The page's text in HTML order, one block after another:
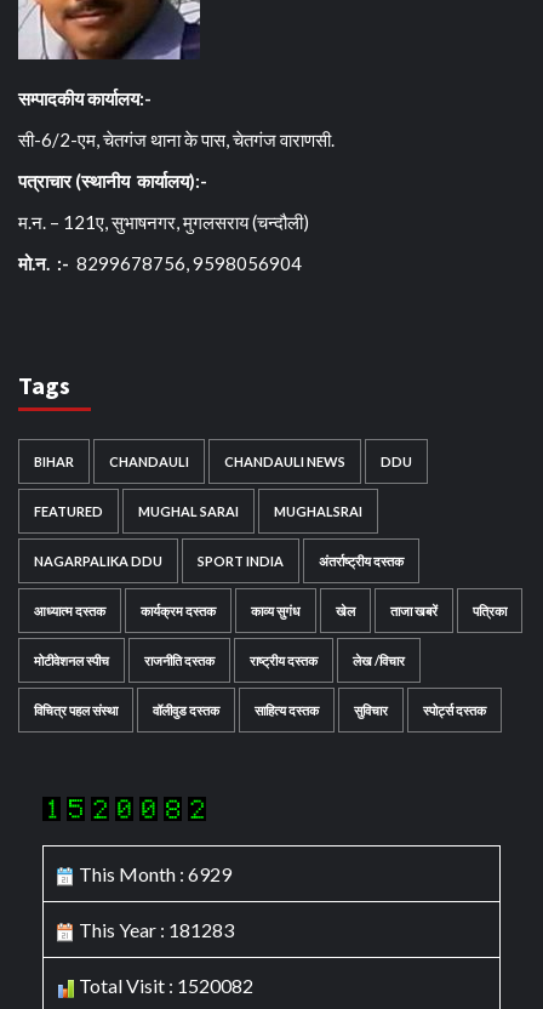
सम्पादकीय कार्यालय:-
सी-6/2-एम, चेतगंज थाना के पास, चेतगंज वाराणसी.
पत्राचार (स्थानीय कार्यालय):-
म.न. – 121ए, सुभाषनगर, मुगलसराय (चन्दौली)
मो.न. :- 8299678756, 9598056904
Tags
BIHAR CHANDAULI CHANDAULI NEWS DDU
FEATURED MUGHAL SARAI MUGHALSRAI
NAGARPALIKA DDU SPORT INDIA अंतर्राष्ट्रीय दस्तक
आध्यात्म दस्तक कार्यक्रम दस्तक काव्य सुगंध खेल ताजा खबरें पत्रिका
मोटीवेशनल स्पीच राजनीति दस्तक राष्ट्रीय दस्तक लेख /विचार
विचित्र पहल संस्था वॉलीवुड दस्तक साहित्य दस्तक सुविचार स्पोर्ट्स दस्तक
This Month : 6929
This Year : 181283
Total Visit : 1520082